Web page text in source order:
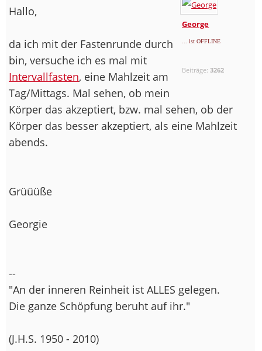
George
... ist OFFLINE
Beiträge:3262
Hallo,
da ich mit der Fastenrunde durch
bin, versuche ich es mal mit
Intervallfasten, eine Mahlzeit am
Tag/Mittags. Mal sehen, ob mein
Körper das akzeptiert, bzw. mal sehen, ob der
Körper das besser akzeptiert, als eine Mahlzeit
abends.
Grüüüße
Georgie
--
"An der inneren Reinheit ist ALLES gelegen.
Die ganze Schöpfung beruht auf ihr."
(J.H.S. 1950 - 2010)